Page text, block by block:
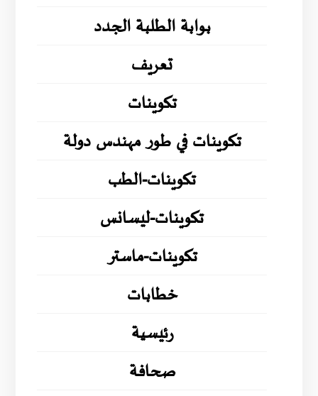
بوابة الطلبة الجدد
تعريف
تكوينات
تكوينات في طور مهندس دولة
تكوينات-الطب
تكوينات-ليسانس
تكوينات-ماستر
خطابات
رئيسية
صحافة